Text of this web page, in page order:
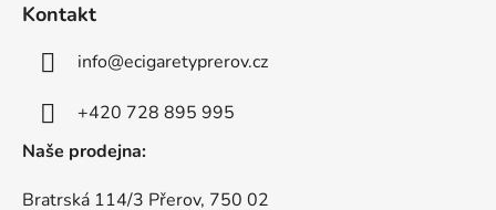
Kontakt
info@ecigaretyprerov.cz
+420 728 895 995
Naše prodejna:
Bratrská 114/3 Přerov, 750 02